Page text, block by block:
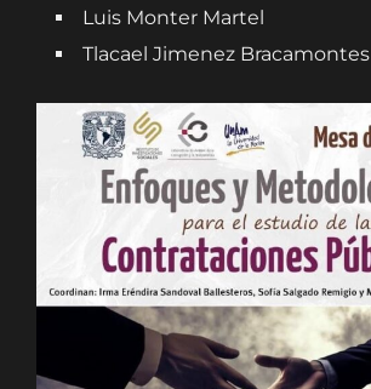
Luis Monter Martel
Tlacael Jimenez Bracamontes